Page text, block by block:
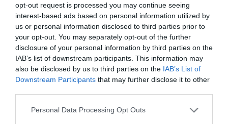
opt-out request is processed you may continue seeing
interest-based ads based on personal information utilized by
us or personal information disclosed to third parties prior to
your opt-out. You may separately opt-out of the further
disclosure of your personal information by third parties on the
IAB’s list of downstream participants. This information may
also be disclosed by us to third parties on the IAB’s List of
Downstream Participants that may further disclose it to other
Please note that this website/app uses one or more Google
Personal Data Processing Opt Outs
Spanyol sült tojás (illusztrácó)
Fotó:Shutterstock
ördögtojás, ami mindenkinek ízleni fog – recept!